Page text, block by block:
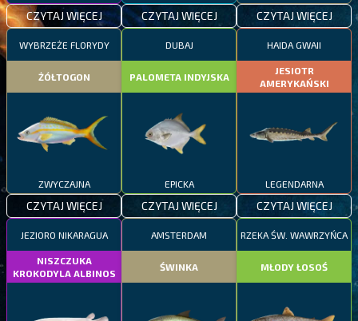
CZYTAJ WIĘCEJ CZYTAJ WIĘCEJ CZYTAJ WIĘCEJ
WYBRZEŻE FLORYDY
ŻÓŁTOGON
ZWYCZAJNA
CZYTAJ WIĘCEJ
DUBAJ
PALOMETA INDYJSKA
EPICKA
CZYTAJ WIĘCEJ
HAIDA GWAII
JESIOTR
AMERYKAŃSKI
LEGENDARNA
CZYTAJ WIĘCEJ
JEZIORO NIKARAGUA
NISZCZUKA
KROKODYLA ALBINOS
AMSTERDAM
ŚWINKA
RZEKA ŚW. WAWRZYŃCA
MŁODY ŁOSOŚ